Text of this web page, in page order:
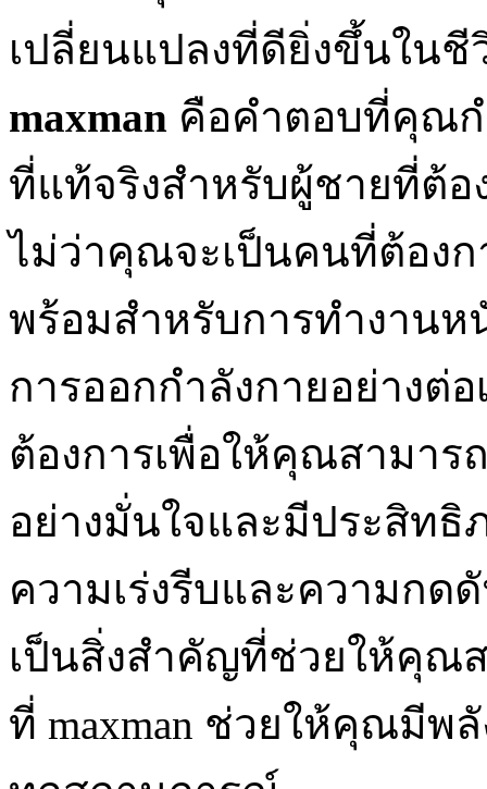
เปลี่ยนแปลงที่ดียิ่งขึ้นใน
maxman คือคำตอบที่คุณก
ที่แท้จริงสำหรับผู้ชายที่ต้
ไม่ว่าคุณจะเป็นคนที่ต้องก
พร้อมสำหรับการทำงาน
การออกกำลังกายอย่างต่
ต้องการเพื่อให้คุณสามาร
อย่างมั่นใจและมีประสิทธิ
ความเร่งรีบและความก
เป็นสิ่งสำคัญที่ช่วยให้คุณส
ที่ maxman ช่วยให้คุณมีพ